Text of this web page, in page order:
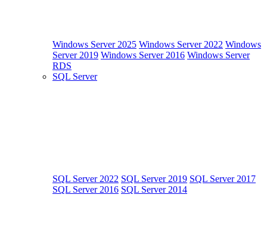
Windows Server 2025 Windows Server 2022 Windows
Server 2019 Windows Server 2016 Windows Server
RDS
SQL Server
SQL Server 2022 SQL Server 2019 SQL Server 2017
SQL Server 2016 SQL Server 2014